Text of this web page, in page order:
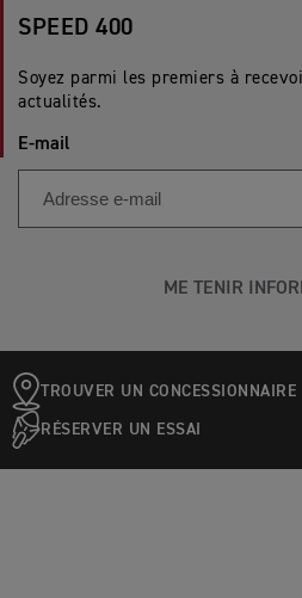
SPEED 400
Soyez parmi les premiers à
actualités.
E-mail
ME TENIR
TROUVER UN CONCESSIONNAIRE
RÉSERVER UN ESSAI